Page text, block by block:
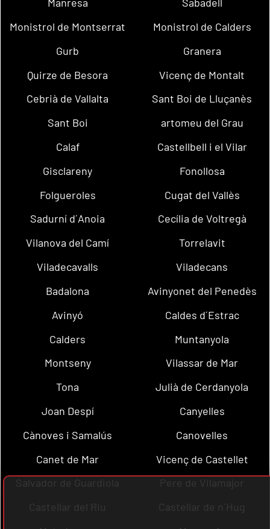
Monistrol de Montserrat
Monistrol de Calders
Gurb
Granera
Quirze de Besora
Vicenç de Montalt
Cebrià de Vallalta
Sant Boi de Lluçanès
Sant Boi
artomeu del Grau
Calaf
Castellbell i el Vilar
Gisclareny
Fonollosa
Folgueroles
Cugat del Vallès
Sadurní d´Anoia
Cecília de Voltregà
Vilanova del Camí
Torrelavit
Viladecavalls
Viladecans
Badalona
Avinyonet del Penedès
Avinyó
Caldes d´Estrac
Calders
Muntanyola
Montseny
Vilassar de Mar
Tona
Julià de Cerdanyola
Joan Despí
Canyelles
Cànoves i Samalús
Canovelles
Canet de Mar
Vicenç de Castellet
Salvador de Guardiola
Pere de Vilamajor
Castellar del Riu
Castellar de n´Hug